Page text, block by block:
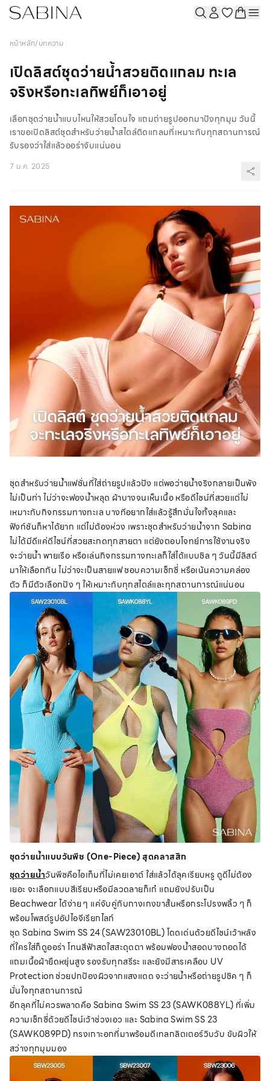
หน้าหลัก/บทความ
เปิดลิสต์ชุดว่ายน้ำสวยติดแกลม ทะเล
จริงหรือทะเลทิพย์ก็เอาอยู่
เลือกชุดว่ายน้ำแบบไหนให้สวยโดนใจ แถมถ่ายรูปออกมาปังทุกมุม วันนี้
เราขอเปิดลิสต์ชุดสำหรับว่ายน้ำสไตล์ติดแกลมที่เหมาะกับทุกสถานการณ์
รับรองว่าใส่แล้วออร่าจับแน่นอน
7 ม.ค. 2025
ชุดสำหรับว่ายน้ำแฟชั่นที่ใส่ถ่ายรูปแล้วปัง แต่พอว่ายน้ำจริงกลายเป็นพัง
ไม่เป็นท่า ไม่ว่าจะฟองน้ำหลุด ผ้าบางจนเห็นเนื้อ หรือดีไซน์ที่สวยแต่ไม่
เหมาะกับกิจกรรมทางทะเล บางทีอยากใส่แล้วรู้สึกมั่นใจทั้งลุคและ
ฟังก์ชันก็หาได้ยาก แต่ไม่ต้องห่วง เพราะชุดสำหรับว่ายน้ำจาก Sabina
ไม่ได้มีดีแค่ดีไซน์ที่สวยสะกดทุกสายตา แต่ยังตอบโจทย์การใช้งานจริง
จะว่ายน้ำ พายเรือ หรือเล่นกิจกรรมทางทะเลก็ใส่ได้แบบชิล ๆ วันนี้มีลิสต์
มาให้เลือกกัน ไม่ว่าจะเป็นสายแฟ ชอบความเซ็กซี่ หรือเน้นความคล่อง
ตัว ก็มีตัวเลือกปัง ๆ ให้เหมาะกับทุกสไตล์และทุกสถานการณ์แน่นอน
ชุดว่ายน้ำแบบวันพีซ (One-Piece) สุดคลาสสิก
ชุดว่ายน้ำวันพีซคือไอเท็มที่ไม่เคยเอาต์ ใส่แล้วได้ลุคเรียบหรู ดูดีไม่ต้อง
เยอะ จะเลือกแบบสีเรียบหรือมีลวดลายก็เก๋ แถมยังปรับเป็น
Beachwear ได้ง่าย ๆ แค่จับคู่กับกางเกงขาสั้นหรือกระโปรงพลิ้ว ๆ ก็
พร้อมโพสต์รูปอัปไอจีเรียกไลก์
ชุด Sabina Swim SS 24 (SAW23010BL) โดดเด่นด้วยดีไซน์เว้าหลัง
ที่ใครใส่ก็ดูออร่า โทนสีฟ้าสดใสสะดุดตา พร้อมฟองน้ำสอดบางถอดได้
แถมเนื้อผ้ายืดหยุ่นสูง รองรับทุกสรีระ และยังมีสารเคลือบ UV
Protection ช่วยปกป้องผิวจากแสงแดด จะว่ายน้ำหรือถ่ายรูปชิค ๆ ก็
มั่นใจทุกสถานการณ์
อีกลุคที่ไม่ควรพลาดคือ Sabina Swim SS 23 (SAWK088YL) ที่เพิ่ม
ความเซ็กซี่ด้วยดีไซน์เว้าช่วงเอว และ Sabina Swim SS 23
(SAWK089PD) ทรงเกาะอกที่มาพร้อมดีเทลกลิตเตอร์วิบวับ ขับผิวให้
สว่างทุกมุมมอง